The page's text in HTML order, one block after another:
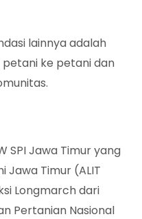
lainnya adalah
ke petani dan
SPI Jawa Timur yang
Jawa Timur (ALIT
Longmarch dari
Pertanian Nasional